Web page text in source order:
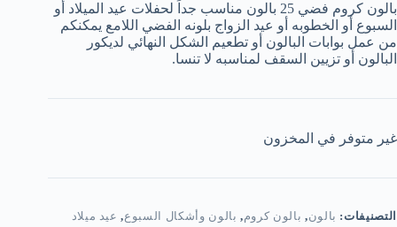
بالون كروم فضي 25 بالون مناسب جداً لحفلات عيد الميلاد أو
السبوع أو الخطوبه أو عيد الزواج بلونه الفضي اللامع يمكنكم
من عمل بوابات البالون أو تطعيم الشكل النهائي لديكور
البالون أو تزيين السقف لمناسبه لا تنسا.
غير متوفر في المخزون
التصنيفات: بالون, بالون كروم, بالون وأشكال السبوع, عيد ميلاد